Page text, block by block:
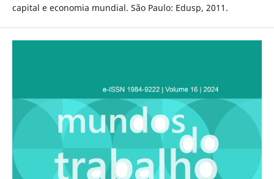
capital e economia mundial. São Paulo: Edusp, 2011.